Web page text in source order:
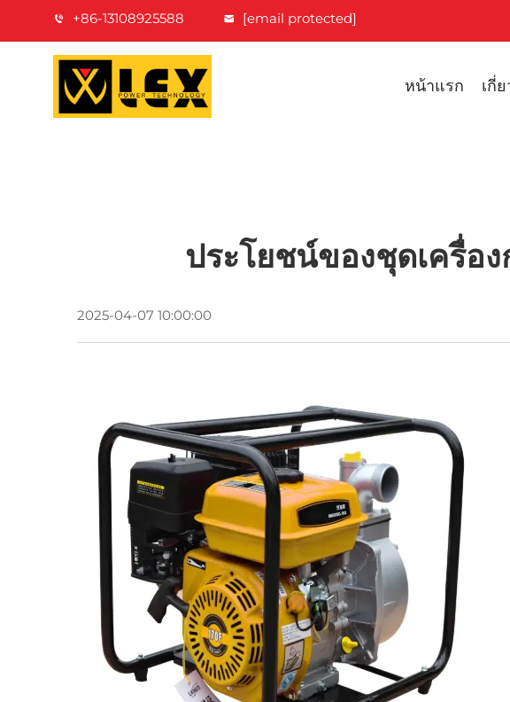
+86-13108925588 [email protected]
หน้าแรก เกี่
ประโยชน์ของชุดเครื่อ
2025-04-07 10:00:00